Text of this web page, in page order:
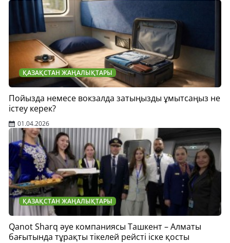
ҚАЗАҚСТАН ЖАҢАЛЫҚТАРЫ
Пойызда немесе вокзалда затыңызды ұмытсаңыз не
істеу керек?
01.04.2026
ҚАЗАҚСТАН ЖАҢАЛЫҚТАРЫ
Qanot Sharq әуе компаниясы Ташкент – Алматы
бағытында тұрақты тікелей рейсті іске қосты